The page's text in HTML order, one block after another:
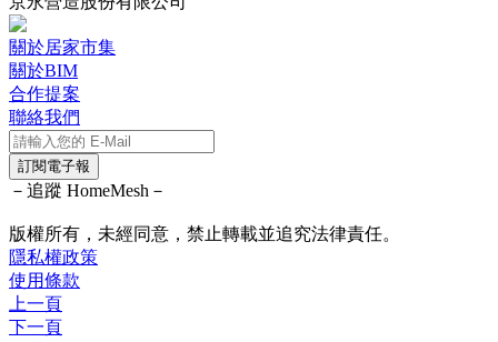
關於居家市集
關於BIM
合作提案
聯絡我們
訂閱電子報
－追蹤 HomeMesh－
版權所有，未經同意，禁止轉載並追究法律責任。
隱私權政策
使用條款
上一頁
下一頁